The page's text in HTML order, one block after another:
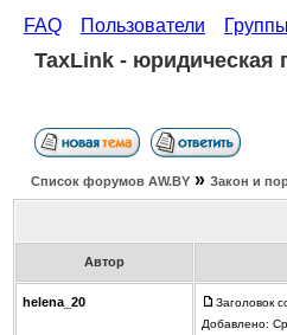
FAQ Пользователи
TaxLink - юридическая
Список форумов АW.BY » Закон и
Автор
helena_20
Заголовок
Добавлено: